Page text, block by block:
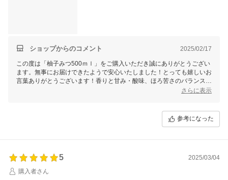
ショップからのコメント 2025/02/17
この度は「柚子みつ500ｍｌ」をご購入いただき誠にありがとうござい
ます。無事にお届けできたようで安心いたしました！とっても嬉しいお
言葉ありがとうございます！香りと甘み・酸味、ほろ苦さのバランスが
絶妙の美味しさですよね♪毎朝の習慣に、お飲みいただけ嬉しいです！
さらに表示
参考になった
5
2025/03/04
購入者さん